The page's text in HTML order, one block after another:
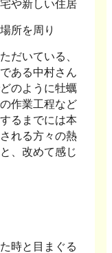
や新しい住居
所を周り
だいている、
ある中村さん
のように牡蠣
作業工程など
るまでには本
れる方々の熱
、改めて感じ
時と目まぐる